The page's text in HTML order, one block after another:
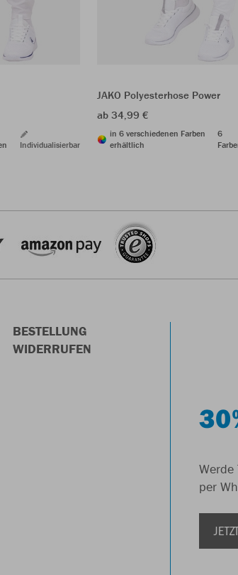
Individualisierbar
JAKO Polyesterhose Power
ab 34,99 €
in 6 verschiedenen Farben
erhältlich
6
BESTELLUNG
WIDERRUFEN
per